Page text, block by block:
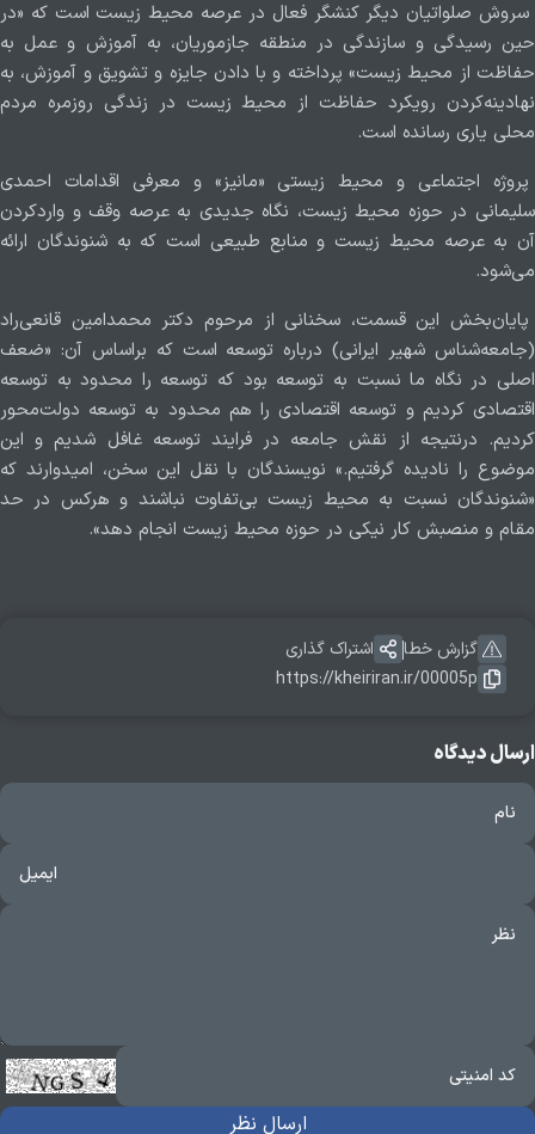
سروش صلواتیان دیگر کنشگر فعال در عرصه محیط زیست است که «در
حین رسیدگی و سازندگی در منطقه جازموریان، به آموزش و عمل به
حفاظت از محیط زیست» پرداخته و با دادن جایزه و تشویق و آموزش، به
نهادینه‌کردن رویکرد حفاظت از محیط زیست در زندگی روزمره مردم
محلی یاری رسانده است.
پروژه اجتماعی و محیط زیستی «مانیز» و معرفی اقدامات احمدی
سلیمانی در حوزه محیط زیست، نگاه جدیدی به عرصه وقف و واردکردن
آن به عرصه محیط زیست و منابع طبیعی است که به شنوندگان ارائه
می‌شود.
پایان‌بخش این قسمت، سخنانی از مرحوم دکتر محمدامین قانعی‌راد
(جامعه‌شناس شهیر ایرانی) درباره توسعه است که براساس آن: «ضعف
اصلی در نگاه ما نسبت به توسعه بود که توسعه را محدود به توسعه
اقتصادی کردیم و توسعه اقتصادی را هم محدود به توسعه دولت‌محور
کردیم. درنتیجه از نقش جامعه در فرایند توسعه غافل شدیم و این
موضوع را نادیده گرفتیم.» نویسندگان با نقل این سخن، امیدوارند که
«شنوندگان نسبت به محیط زیست بی‌تفاوت نباشند و هرکس در حد
مقام و منصبش کار نیکی در حوزه محیط زیست انجام دهد».
https://kheiriran.ir/00005p
گزارش خطا اشتراک گذاری
ارسال دیدگاه